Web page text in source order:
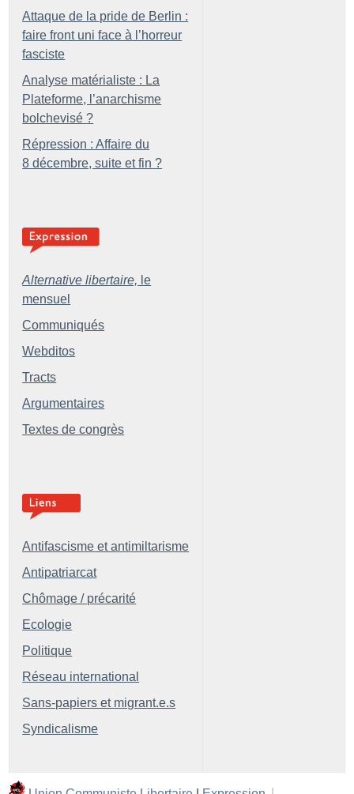
Attaque de la pride de Berlin :
faire front uni face à l’horreur
fasciste
Analyse matérialiste : La
Plateforme, l’anarchisme
bolchevisé ?
Répression : Affaire du
8 décembre, suite et fin ?
Alternative libertaire, le
mensuel
Communiqués
Webditos
Tracts
Argumentaires
Textes de congrès
Antifascisme et antimiltarisme
Antipatriarcat
Chômage / précarité
Ecologie
Politique
Réseau international
Sans-papiers et migrant.e.s
Syndicalisme